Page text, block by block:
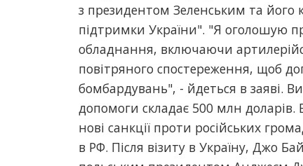
з президентом Зеленським та
підтримки України". "Я оголошую
обладнання, включаючи
повітряного спостереження, щоб
бомбардувань", - йдеться в заяві.
допомоги складає 500 млн
нові санкції проти російських
в РФ. Після візиту в Україну, Джо